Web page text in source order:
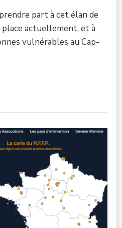
part à cet élan de
actuellement, et à
vulnérables au Cap-